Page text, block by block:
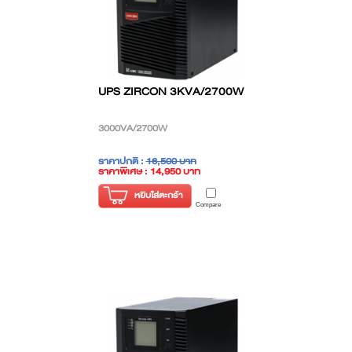
UPS ZIRCON 3KVA/2700W
3000VA/2700W
ราคาปกติ :16,500 บาท
ราคาพิเศษ : 14,950 บาท
( ราคาไม่รวมภาษี )
หยิบใส่ตะกร้า
Compare